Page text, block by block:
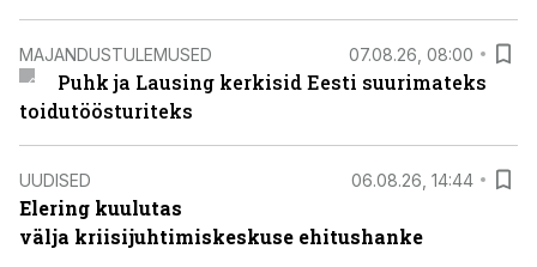
MAJANDUSTULEMUSED 07.08.26, 08:00
Puhk ja Lausing kerkisid Eesti suurimateks
toidutöösturiteks
UUDISED 06.08.26, 14:44
Elering kuulutas
välja kriisijuhtimiskeskuse ehitushanke